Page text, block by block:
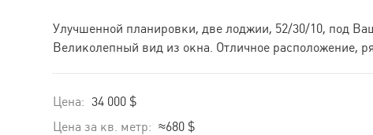
Улучшенной планировки, две лоджии, 52/30/10, под
Великолепный вид из окна. Отличное расположение,
Цена: 34 000 $
Цена за кв. метр: ≈680 $